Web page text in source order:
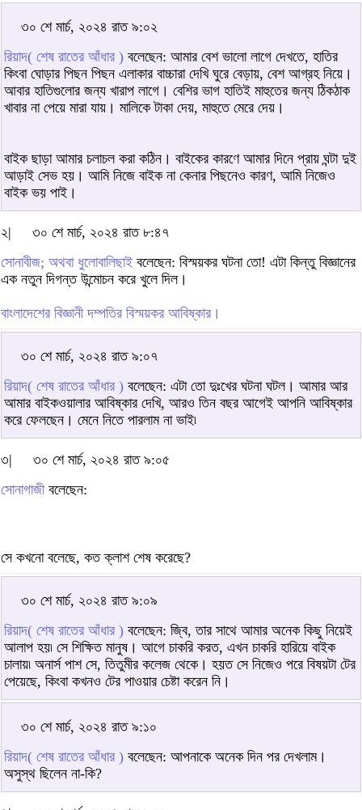
৩০ শে মার্চ, ২০২৪ রাত ৯:০২
রিয়াদ( শেষ রাতের আঁধার ) বলেছেন: আমার বেশ ভালো লাগে দেখতে, হাতির
কিংবা ঘোড়ার পিছন পিছন এলাকার বাচ্চারা দেখি ঘুরে বেড়ায়, বেশ আগ্রহ নিয়ে।
আবার হাতিগুলোর জন্য খারাপ লাগে। বেশির ভাগ হাতিই মাহুতের জন্য ঠিকঠাক
খাবার না পেয়ে মারা যায়। মালিকে টাকা দেয়, মাহুতে মেরে দেয়।
বাইক ছাড়া আমার চলাচল করা কঠিন। বাইকের কারণে আমার দিনে প্রায় ঘন্টা দুই
আড়াই সেভ হয়। আমি নিজে বাইক না কেনার পিছনেও কারণ, আমি নিজেও
বাইক ভয় পাই।
২|
৩০ শে মার্চ, ২০২৪ রাত ৮:৪৭
সোনাবীজ; অথবা ধুলোবালিছাই বলেছেন: বিস্ময়কর ঘটনা তো! এটা কিন্তু বিজ্ঞানের
এক নতুন দিগন্ত উন্মোচন করে খুলে দিল।
বাংলাদেশের বিজ্ঞানী দম্পতির বিস্ময়কর আবিষ্কার।
৩০ শে মার্চ, ২০২৪ রাত ৯:০৭
রিয়াদ( শেষ রাতের আঁধার ) বলেছেন: এটা তো দুঃখের ঘটনা ঘটল। আমার আর
আমার বাইকওয়ালার আবিষ্কার দেখি, আরও তিন বছর আগেই আপনি আবিষ্কার
করে ফেলছেন। মেনে নিতে পারলাম না ভাই৷
৩|
৩০ শে মার্চ, ২০২৪ রাত ৯:০৫
সোনাগাজীবলেছেন:
সে কখনো বলেছে, কত ক্লাশ শেষ করেছে?
৩০ শে মার্চ, ২০২৪ রাত ৯:০৯
রিয়াদ( শেষ রাতের আঁধার ) বলেছেন: জ্বি, তার সাথে আমার অনেক কিছু নিয়েই
আলাপ হয়৷ সে শিক্ষিত মানুষ। আগে চাকরি করত, এখন চাকরি হারিয়ে বাইক
চালায়৷ অনার্স পাশ সে, তিতুমীর কলেজ থেকে। হয়ত সে নিজেও পরে বিষয়টা টের
পেয়েছে, কিংবা কখনও টের পাওয়ার চেষ্টা করেন নি।
৩০ শে মার্চ, ২০২৪ রাত ৯:১০
রিয়াদ( শেষ রাতের আঁধার ) বলেছেন: আপনাকে অনেক দিন পর দেখলাম।
অসুস্থ ছিলেন না-কি?